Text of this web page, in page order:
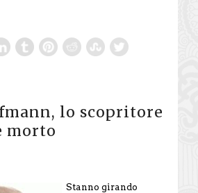
lo scopritore
morto
Stanno girando